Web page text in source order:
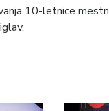
10-letnice